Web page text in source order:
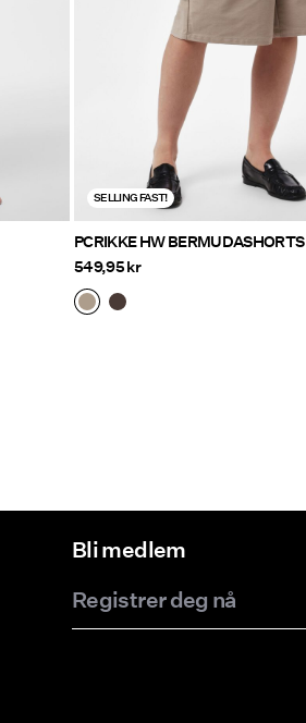
SELLING FAST!
PCRIKKE HW BERMUDASHORTS
549,95 kr
Bli medlem
Registrer deg nå